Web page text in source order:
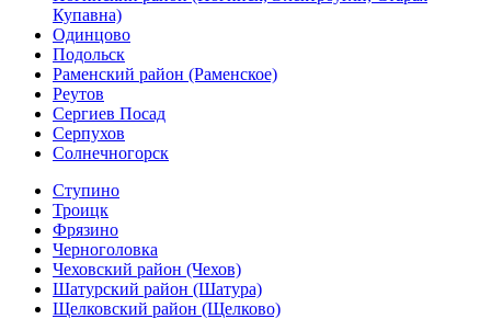
Купавна)
Одинцово
Подольск
Раменский район (Раменское)
Реутов
Сергиев Посад
Серпухов
Солнечногорск
Ступино
Троицк
Фрязино
Черноголовка
Чеховский район (Чехов)
Шатурский район (Шатура)
Щелковский район (Щелково)